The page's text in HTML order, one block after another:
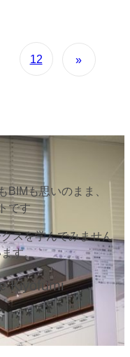
12 »
BIMも思いのまま、
です
スを学んでみません
す。
Kiyofumi